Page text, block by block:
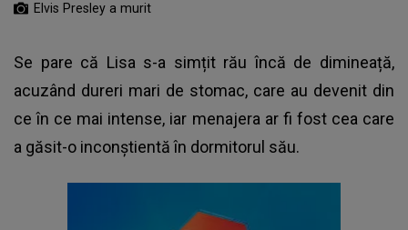
Elvis Presley a murit
Se pare că Lisa s-a simțit rău încă de dimineață,
acuzând dureri mari de stomac, care au devenit din
ce în ce mai intense, iar menajera ar fi fost cea care
a găsit-o inconștientă în dormitorul său.